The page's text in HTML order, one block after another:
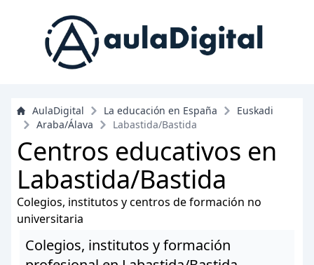
AulaDigital La educación en España
Euskadi
Araba/Álava
Labastida/Bastida
Centros educativos en
Labastida/Bastida
Colegios, institutos y centros de formación no
universitaria
Colegios, institutos y formación